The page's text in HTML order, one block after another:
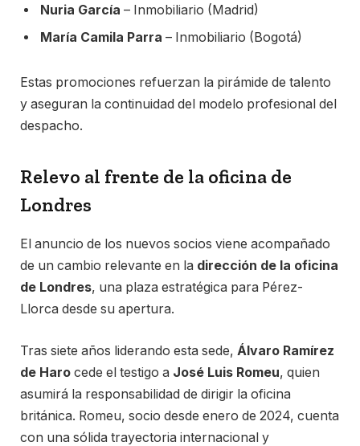
Nuria García – Inmobiliario (Madrid)
María Camila Parra – Inmobiliario (Bogotá)
Estas promociones refuerzan la pirámide de talento
y aseguran la continuidad del modelo profesional del
despacho.
Relevo al frente de la oficina de
Londres
El anuncio de los nuevos socios viene acompañado
de un cambio relevante en la dirección de la oficina
de Londres, una plaza estratégica para Pérez-
Llorca desde su apertura.
Tras siete años liderando esta sede, Álvaro Ramírez
de Haro cede el testigo a José Luis Romeu, quien
asumirá la responsabilidad de dirigir la oficina
británica. Romeu, socio desde enero de 2024, cuenta
con una sólida trayectoria internacional y